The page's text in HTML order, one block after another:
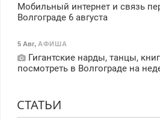
Мобильный интернет и связь
Волгограде 6 августа
5 Авг, АФИША
Гигантские нарды, танцы,
посмотреть в Волгограде на
СТАТЬИ